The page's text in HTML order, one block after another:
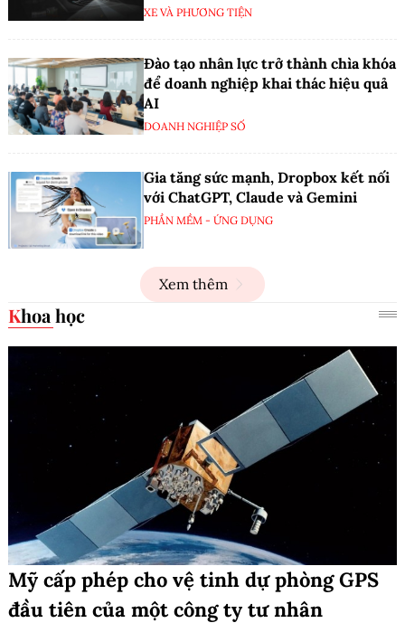
XE VÀ PHƯƠNG TIỆN
Đào tạo nhân lực trở thành chìa khóa
để doanh nghiệp khai thác hiệu quả
AI
DOANH NGHIỆP SỐ
Gia tăng sức mạnh, Dropbox kết nối
với ChatGPT, Claude và Gemini
PHẦN MỀM - ỨNG DỤNG
Xem thêm
Khoa học
Mỹ cấp phép cho vệ tinh dự phòng GPS
đầu tiên của một công ty tư nhân